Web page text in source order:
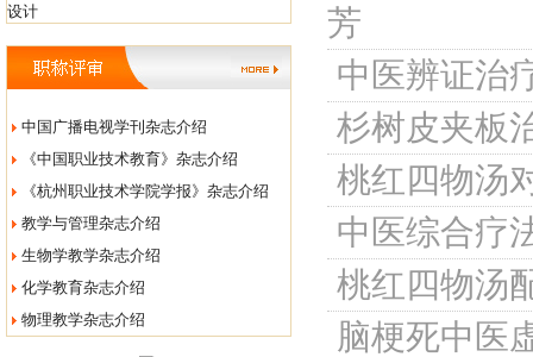
设计
中国广播电视学刊杂志介绍
《中国职业技术教育》杂志介绍
《杭州职业技术学院学报》杂志介绍
教学与管理杂志介绍
生物学教学杂志介绍
化学教育杂志介绍
物理教学杂志介绍
芳
中医辨证治
杉树皮夹板
桃红四物汤
中医综合疗
桃红四物汤
脑梗死中医